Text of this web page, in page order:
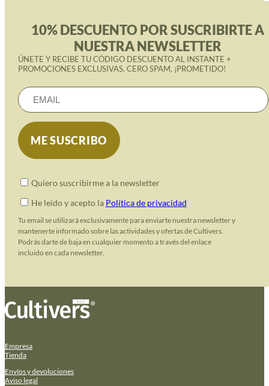
10% DESCUENTO POR SUSCRIBIRTE A
NUESTRA NEWSLETTER
ÚNETE Y RECIBE TU CÓDIGO DESCUENTO AL INSTANTE +
PROMOCIONES EXCLUSIVAS. CERO SPAM, ¡PROMETIDO!
Quiero suscribirme a la newsletter
He leido y acepto la Política de privacidad
Tu email se utilizará exclusivamente para enviarte nuestra newsletter y
mantenerte informado sobre las actividades y ofertas de Cultivers.
Podrás darte de baja en cualquier momento a través del enlace
incluido en cada newsletter.
Empresa
Tienda
Envíos y devoluciones
Aviso legal